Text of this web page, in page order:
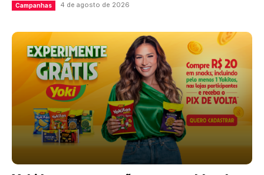
Campanhas 4 de agosto de 2026